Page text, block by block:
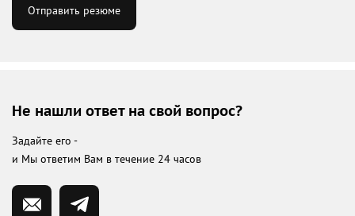
Отправить резюме
Не нашли ответ на свой вопрос?
Задайте его -
и Мы ответим Вам в течение 24 часов